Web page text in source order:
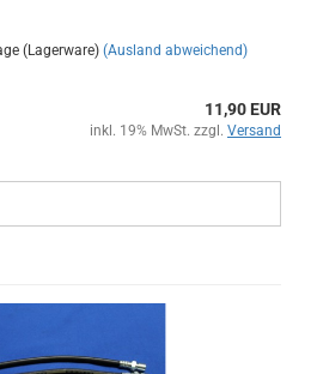
(Lagerware) (Ausland abweichend)
11,90 EUR
inkl. 19% MwSt. zzgl. Versand